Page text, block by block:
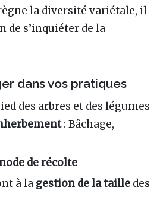
la diversité variétale, il
de s’inquiéter de la
dans vos pratiques
des arbres et des légumes
: Bâchage,
de récolte
à la gestion de la taille des